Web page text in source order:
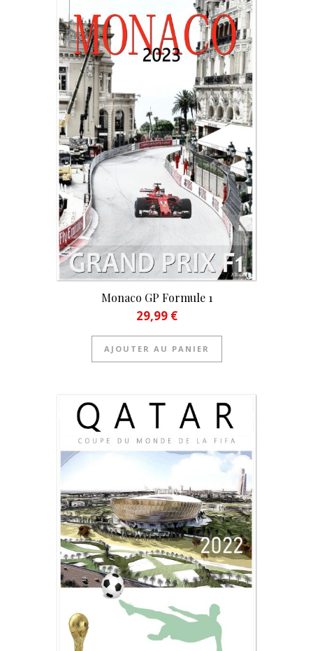
Monaco GP Formule 1
29,99 €
AJOUTER AU PANIER